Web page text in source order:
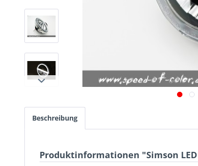
Beschreibung
Produktinformationen "Simson